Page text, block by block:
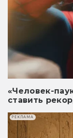
«Человек-
ставить
РЕКЛАМА